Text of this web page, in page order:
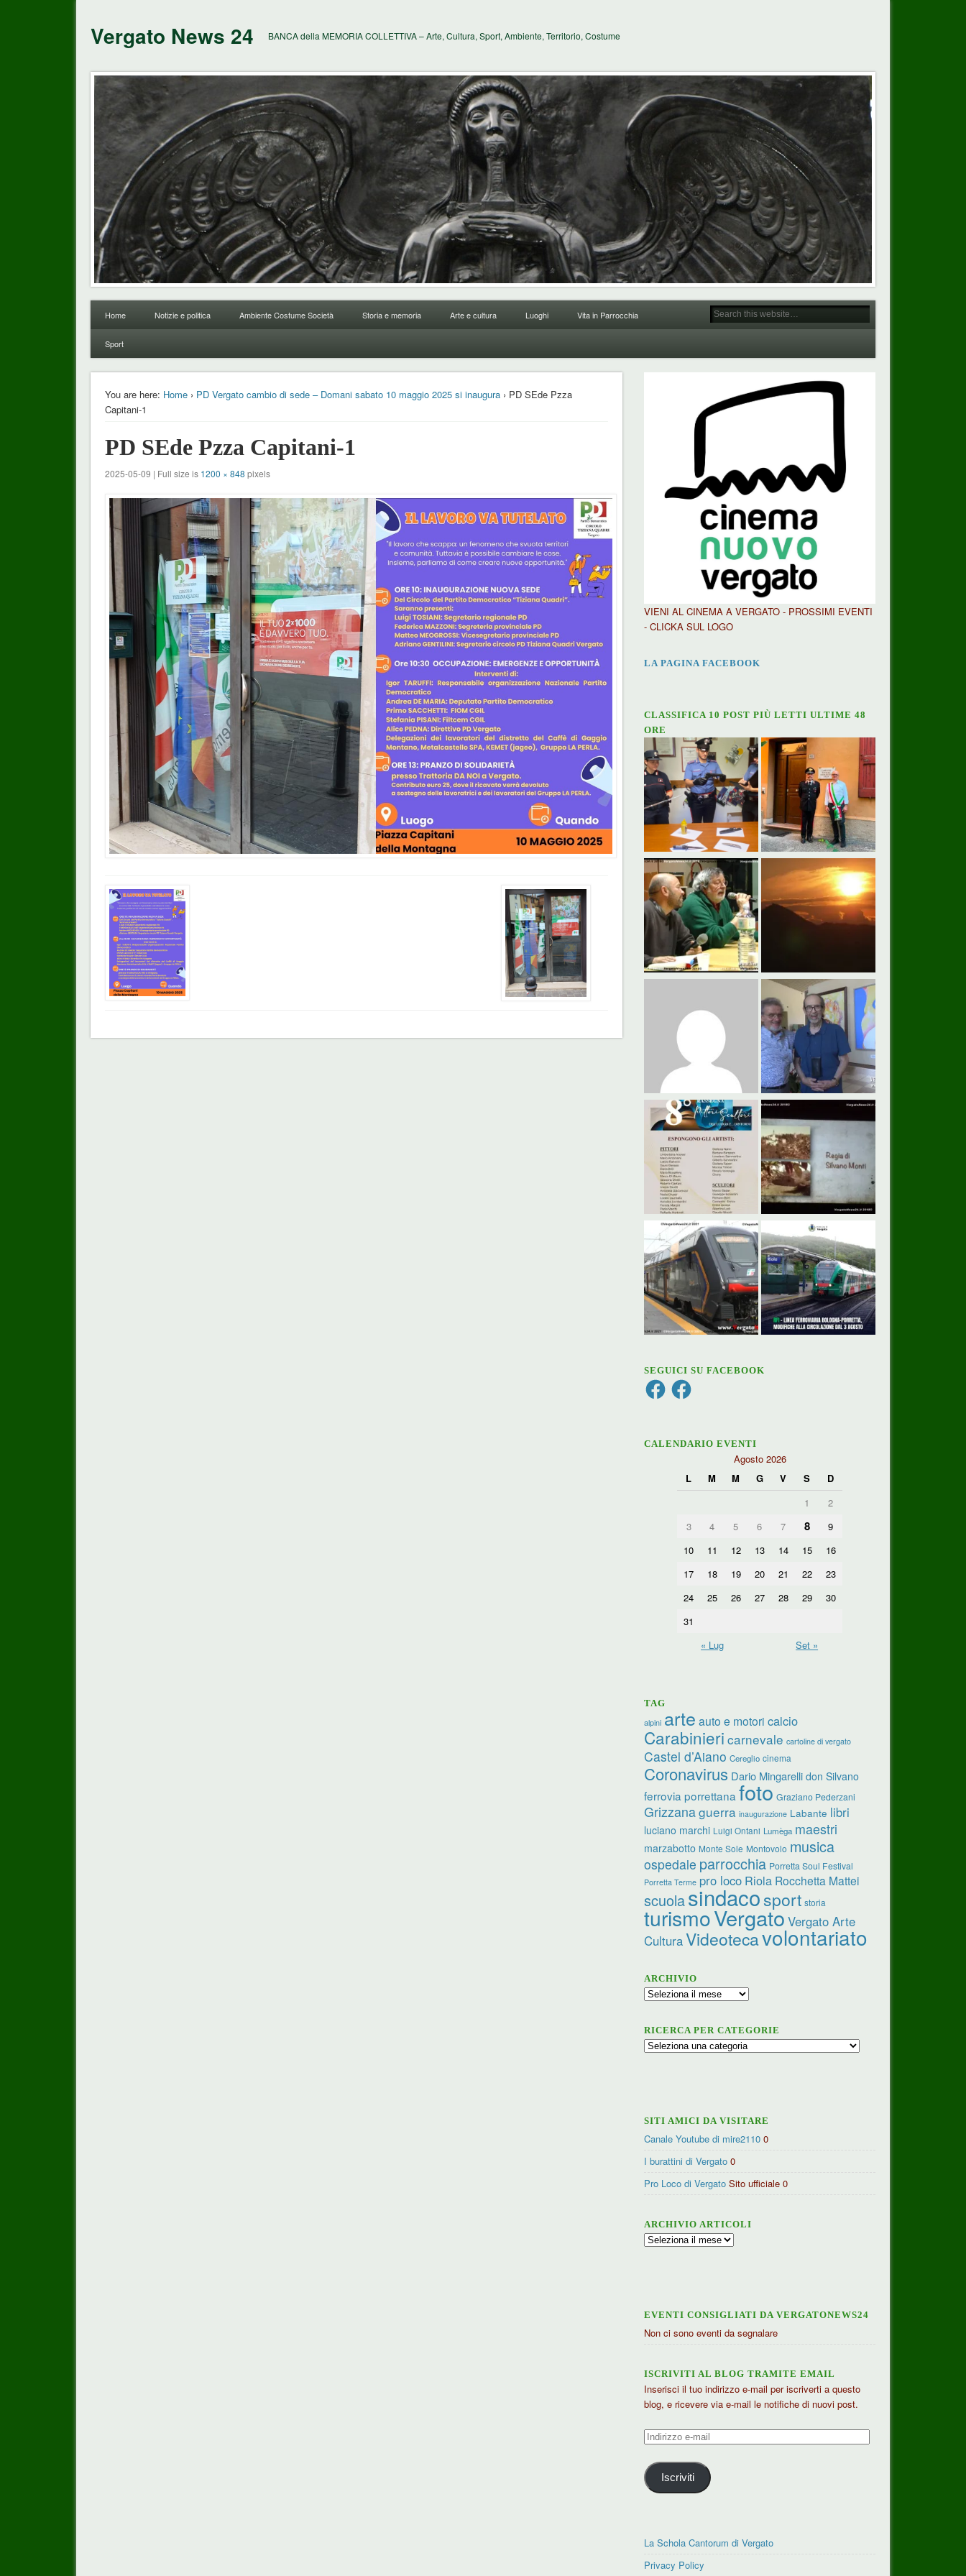
Vergato News 24 BANCA della MEMORIA COLLETTIVA – Arte, Cultura, Sport, Ambiente, Territorio, Costume
Home Notizie e politica Ambiente Costume Società Storia e memoria Arte e cultura Luoghi Vita in Parrocchia
Sport
You are here: Home› PD Vergato cambio di sede – Domani sabato 10 maggio 2025 si inaugura› PD SEde Pzza
Capitani-1
PD SEde Pzza Capitani-1
2025-05-09 | Full size is 1200 × 848 pixels
VIENI AL CINEMA A VERGATO - PROSSIMI EVENTI
- CLICKA SUL LOGO
LA PAGINA FACEBOOK
CLASSIFICA 10 POST PIÙ LETTI ULTIME 48
ORE
SEGUICI SU FACEBOOK
FacebookFacebook
CALENDARIO EVENTI
Agosto 2026
L
M M G V S
D
1
2
3
4 5 6 7 8
9
10
11 12 13 14 15
16
17
18 19 20 21 22
23
24
25 26 27 28 29
30
31
« Lug
Set »
TAG
alpini arte auto e motori calcio
Carabinieri carnevale cartoline di vergato
Castel d’Aiano Cereglio cinema
Coronavirus Dario Mingarelli don Silvano
ferrovia porrettana foto Graziano Pederzani
Grizzanaguerra inaugurazione Labante libri
luciano marchi Luigi Ontani Lumèga maestri
marzabotto Monte Sole Montovolo musica
ospedale parrocchia Porretta Soul Festival
Porretta Terme pro loco Riola Rocchetta Mattei
scuolasindacosport storia
turismoVergato Vergato Arte
CulturaVideotecavolontariato
ARCHIVIO
Archivio
RICERCA PER CATEGORIE
Ricerca
SITI AMICI DA VISITARE
Canale Youtube di mire2110 0
I burattini di Vergato 0
Pro Loco di Vergato Sito ufficiale 0
ARCHIVIO ARTICOLI
Archivio
EVENTI CONSIGLIATI DA VERGATONEWS24
Non ci sono eventi da segnalare
ISCRIVITI AL BLOG TRAMITE EMAIL
Inserisci il tuo indirizzo e-mail per iscriverti a questo
blog, e ricevere via e-mail le notifiche di nuovi post.
Indirizzo
mail
Iscriviti
La Schola Cantorum di Vergato
Privacy Policy